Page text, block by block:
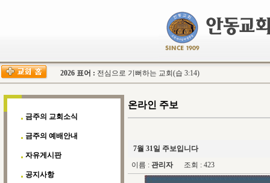
2026 표어 : 전심으로 기뻐하는 교회(습 3:14)
금주의 교회소식
금주의 예배안내
자유게시판
공지사항
온라인 주보
7월 31일 주보입니다
이름 : 관리자조회 : 423